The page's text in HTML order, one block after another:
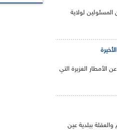
لولاية
الأمطار الغزيرة التي
ببلدية عين